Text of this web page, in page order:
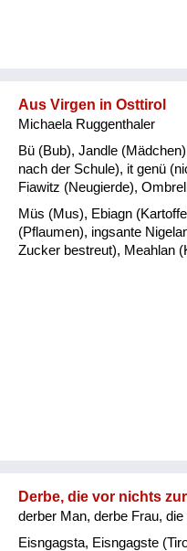
Aus Virgen in Osttirol
Michaela Ruggenthaler
Bü (Bub), Jandle
nach der Schule), it genü
Fiawitz (Neugierde),
Müs (Mus), Ebiagn
(Pflaumen), ingsante
Zucker bestreut), Meahlan
Derbe, die vor nichts
derber Man, derbe Frau,
Eisngagsta, Eisngagste